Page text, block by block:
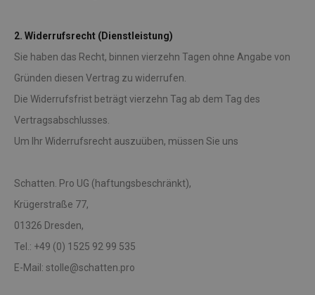
2. Widerrufsrecht (Dienstleistung)
Sie haben das Recht, binnen vierzehn Tagen ohne Angabe von
Gründen diesen Vertrag zu widerrufen.
Die Widerrufsfrist beträgt vierzehn Tag ab dem Tag des
Vertragsabschlusses.
Um Ihr Widerrufsrecht auszuüben, müssen Sie uns
Schatten. Pro UG (haftungsbeschränkt),
Krügerstraße 77,
01326 Dresden,
Tel.: +49 (0) 1525 92 99 535
E-Mail: stolle@schatten.pro